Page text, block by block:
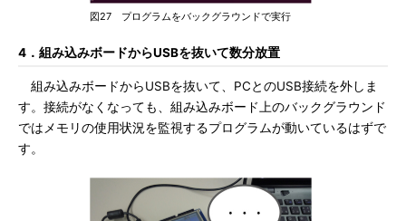
図27 プログラムをバックグラウンドで実行
4．組み込みボードからUSBを抜いて数分放置
組み込みボードからUSBを抜いて、PCとのUSB接続を外しま
す。接続がなくなっても、組み込みボード上のバックグラウンド
ではメモリの使用状況を監視するプログラムが動いているはずで
す。